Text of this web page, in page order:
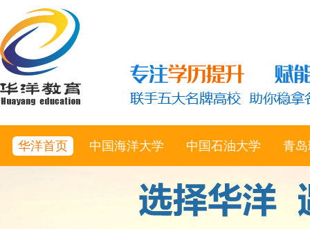
华洋首页 中国海洋大学 中国石油大学 青